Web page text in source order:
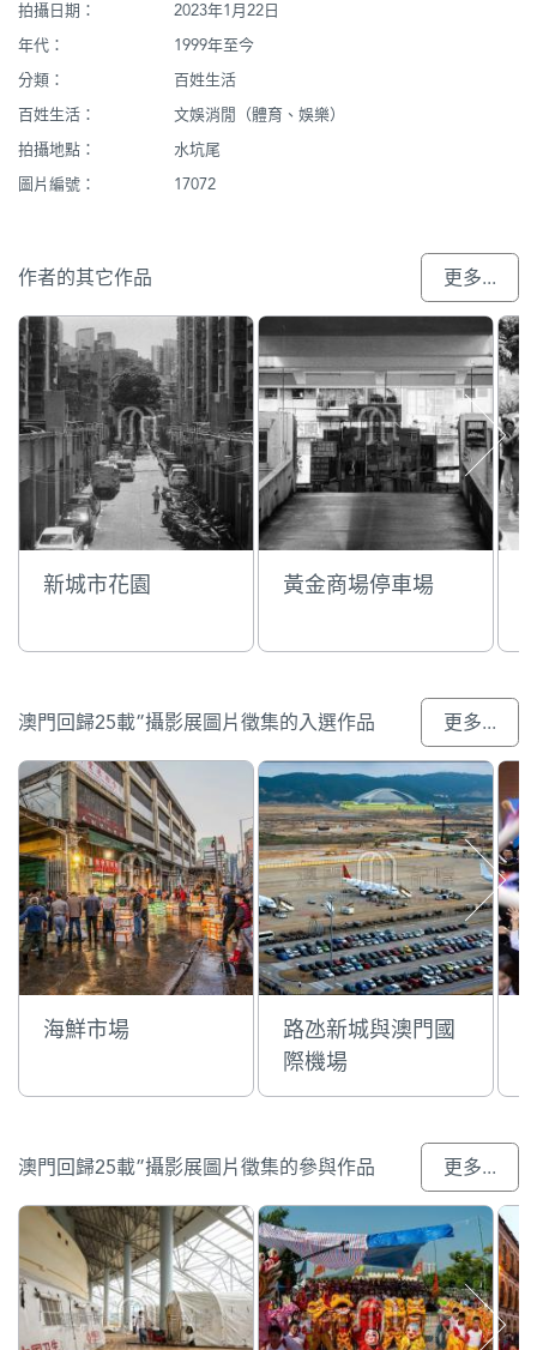
拍攝日期：
2023年1月22日
年代：
1999年至今
分類：
百姓生活
百姓生活：
文娛消閒（體育、娛樂）
拍攝地點：
水坑尾
圖片編號：
17072
作者的其它作品 更多...
新城市花園 黃金商場停車場
澳門回歸25載”攝影展圖片徵集的入選作品 更多...
海鮮市場
路氹新城與澳門國
際機場
澳門回歸25載”攝影展圖片徵集的參與作品 更多...